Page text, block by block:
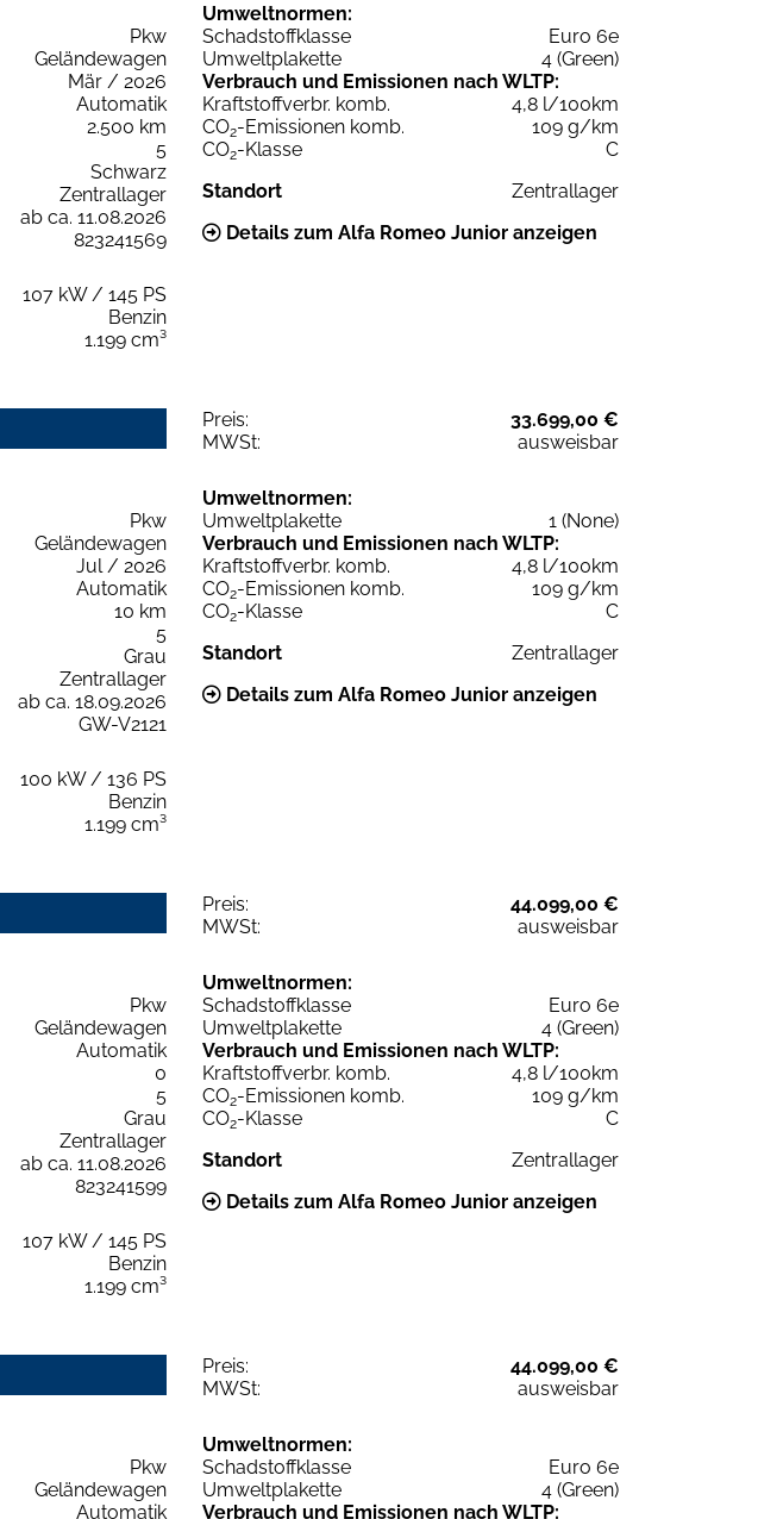
Pkw
Geländewagen
Mär / 2026
Automatik
2.500 km
5
Schwarz
Zentrallager
ab ca. 11.08.2026
823241569
107 kW / 145 PS
Benzin
1.199 cm³
Umweltnormen:
Schadstoffklasse
Euro 6e
Umweltplakette
4 (Green)
Verbrauch und Emissionen nach WLTP:
Kraftstoffverbr. komb.
4,8 l/100km
CO2-Emissionen komb.
109 g/km
CO2-Klasse
C
Standort
Zentrallager
Details zum Alfa Romeo Junior anzeigen
Preis:
33.699,00 €
MWSt:
ausweisbar
Pkw
Geländewagen
Jul / 2026
Automatik
10 km
5
Grau
Zentrallager
ab ca. 18.09.2026
GW-V2121
100 kW / 136 PS
Benzin
1.199 cm³
Umweltnormen:
Umweltplakette
1 (None)
Verbrauch und Emissionen nach WLTP:
Kraftstoffverbr. komb.
4,8 l/100km
CO2-Emissionen komb.
109 g/km
CO2-Klasse
C
Standort
Zentrallager
Details zum Alfa Romeo Junior anzeigen
Preis:
44.099,00 €
MWSt:
ausweisbar
Pkw
Geländewagen
Automatik
0
5
Grau
Zentrallager
ab ca. 11.08.2026
823241599
107 kW / 145 PS
Benzin
1.199 cm³
Umweltnormen:
Schadstoffklasse
Euro 6e
Umweltplakette
4 (Green)
Verbrauch und Emissionen nach WLTP:
Kraftstoffverbr. komb.
4,8 l/100km
CO2-Emissionen komb.
109 g/km
CO2-Klasse
C
Standort
Zentrallager
Details zum Alfa Romeo Junior anzeigen
Preis:
44.099,00 €
MWSt:
ausweisbar
Pkw
Geländewagen
Automatik
Umweltnormen:
Schadstoffklasse
Euro 6e
Umweltplakette
4 (Green)
Verbrauch und Emissionen nach WLTP: